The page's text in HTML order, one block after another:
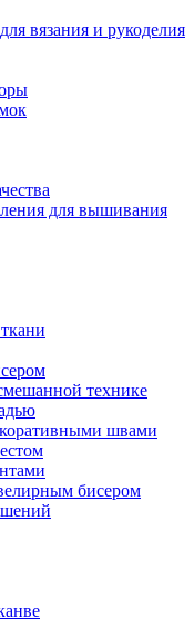
вязания и рукоделия
для вышивания
технике
швами
бисером